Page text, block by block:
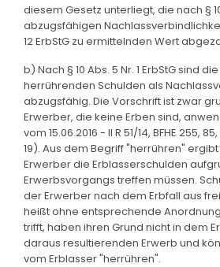
diesem Gesetz unterliegt, die nach §
abzugsfähigen
12 ErbStG zu ermittelnden Wert
b) Nach § 10 Abs. 5 Nr. 1 ErbStG sind
herrührenden Schulden als
abzugsfähig. Die Vorschrift ist zwar
Erwerber, die keine Erben sind,
vom 15.06.2016 - II R 51/14, BFHE 255, 85,
19). Aus dem Begriff "herrühren"
Erwerber die Erblasserschulden
Erwerbsvorgangs treffen müssen.
der Erwerber nach dem Erbfall aus
heißt ohne entsprechende
trifft, haben ihren Grund nicht in dem
daraus resultierenden Erwerb und
vom Erblasser "herrühren".